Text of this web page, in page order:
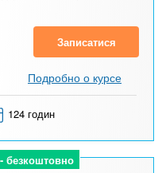
Записатися
Подробно о курсе
124 годин
безкоштовно
безкоштовно